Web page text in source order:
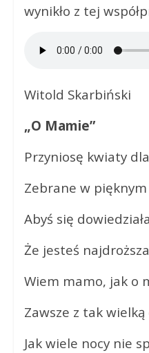
wynikło z tej
Witold Skarbiński
„O Mamie”
Przyniosę kwiaty
Zebrane w
Abyś się dowiedziała
Że jesteś
Wiem mamo, jak o
Zawsze z tak wielką
Jak wiele nocy nie